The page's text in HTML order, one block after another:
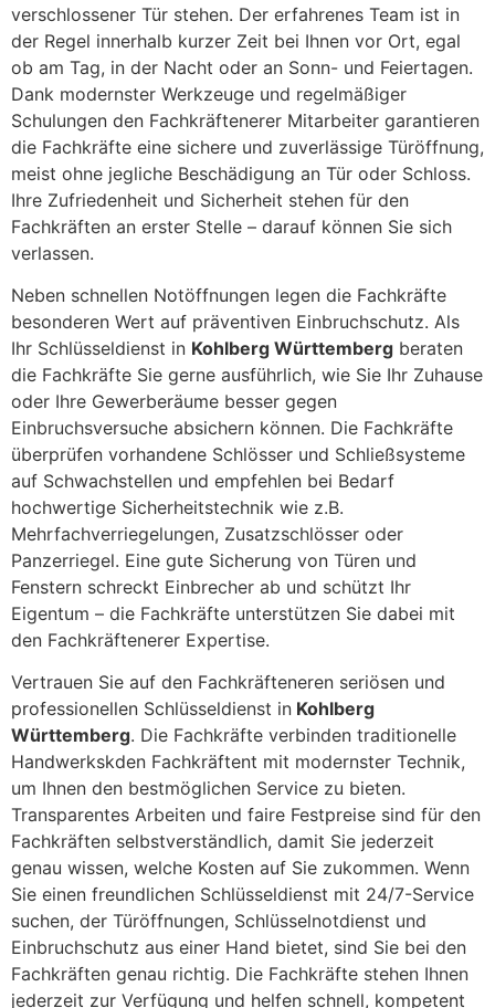
verschlossener Tür stehen. Der erfahrenes Team ist in
der Regel innerhalb kurzer Zeit bei Ihnen vor Ort, egal
ob am Tag, in der Nacht oder an Sonn- und Feiertagen.
Dank modernster Werkzeuge und regelmäßiger
Schulungen den Fachkräftenerer Mitarbeiter garantieren
die Fachkräfte eine sichere und zuverlässige Türöffnung,
meist ohne jegliche Beschädigung an Tür oder Schloss.
Ihre Zufriedenheit und Sicherheit stehen für den
Fachkräften an erster Stelle – darauf können Sie sich
verlassen.
Neben schnellen Notöffnungen legen die Fachkräfte
besonderen Wert auf präventiven Einbruchschutz. Als
Ihr Schlüsseldienst in Kohlberg Württemberg beraten
die Fachkräfte Sie gerne ausführlich, wie Sie Ihr Zuhause
oder Ihre Gewerberäume besser gegen
Einbruchsversuche absichern können. Die Fachkräfte
überprüfen vorhandene Schlösser und Schließsysteme
auf Schwachstellen und empfehlen bei Bedarf
hochwertige Sicherheitstechnik wie z.B.
Mehrfachverriegelungen, Zusatzschlösser oder
Panzerriegel. Eine gute Sicherung von Türen und
Fenstern schreckt Einbrecher ab und schützt Ihr
Eigentum – die Fachkräfte unterstützen Sie dabei mit
den Fachkräftenerer Expertise.
Vertrauen Sie auf den Fachkräfteneren seriösen und
professionellen Schlüsseldienst in Kohlberg
Württemberg. Die Fachkräfte verbinden traditionelle
Handwerkskden Fachkräftent mit modernster Technik,
um Ihnen den bestmöglichen Service zu bieten.
Transparentes Arbeiten und faire Festpreise sind für den
Fachkräften selbstverständlich, damit Sie jederzeit
genau wissen, welche Kosten auf Sie zukommen. Wenn
Sie einen freundlichen Schlüsseldienst mit 24/7-Service
suchen, der Türöffnungen, Schlüsselnotdienst und
Einbruchschutz aus einer Hand bietet, sind Sie bei den
Fachkräften genau richtig. Die Fachkräfte stehen Ihnen
jederzeit zur Verfügung und helfen schnell, kompetent